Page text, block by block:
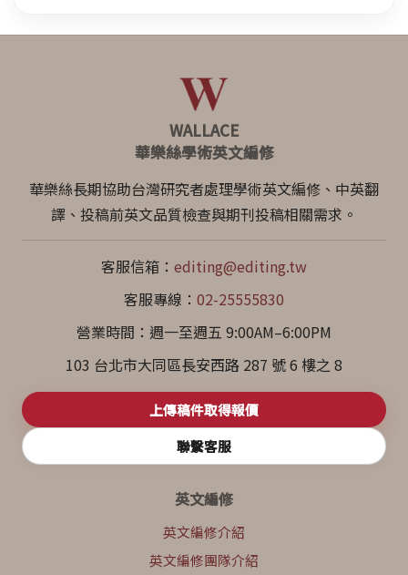
WALLACE
華樂絲學術英文編修
華樂絲長期協助台灣研究者處理學術英文編修、中英翻
譯、投稿前英文品質檢查與期刊投稿相關需求。
客服信箱： editing@editing.tw
客服專線： 02-25555830
營業時間：週一至週五 9:00AM–6:00PM
103 台北市大同區長安西路 287 號 6 樓之 8
上傳稿件取得報價
聯繫客服
英文編修
英文編修介紹
英文編修團隊介紹